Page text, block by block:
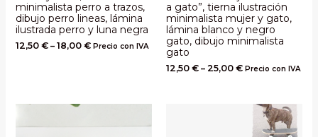
minimalista perro a trazos,
dibujo perro lineas, lámina
ilustrada perro y luna negra
12,50 €– 18,00 € Precio con IVA
a gato”, tierna ilustración
minimalista mujer y gato,
lámina blanco y negro
gato, dibujo minimalista
gato
12,50 € – 25,00 € Precio con IVA